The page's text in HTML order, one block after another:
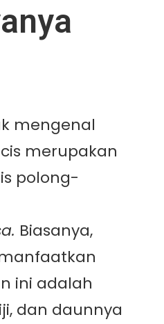
mengenal
merupakan
polong-
Biasanya,
ini adalah
dan daunnya